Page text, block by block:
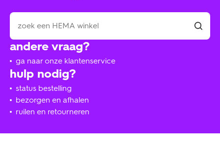
hulp nodig?
status bestelling
bezorgen en afhalen
ruilen en retourneren
andere vraag?
ga naar onze klantenservice